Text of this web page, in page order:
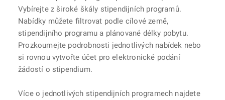
Vybírejte z široké škály stipendijních programů.
Nabídky můžete filtrovat podle cílové země,
stipendijního programu a plánované délky pobytu.
Prozkoumejte podrobnosti jednotlivých nabídek nebo
si rovnou vytvořte účet pro elektronické podání
žádostí o stipendium.
Více o jednotlivých stipendijních programech najdete